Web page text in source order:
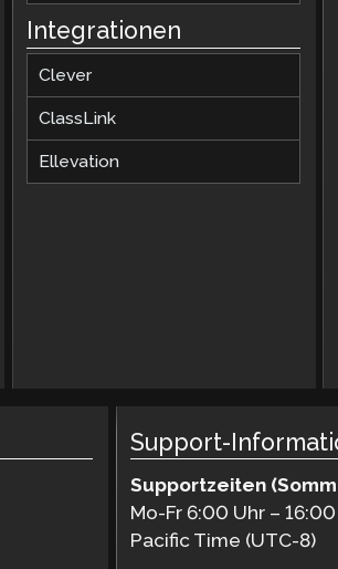
Integrationen
Clever
ClassLink
Ellevation
Support-
Supportzeiten
Mo-Fr 6:00 Uhr –
Pacific Time (UTC-8)